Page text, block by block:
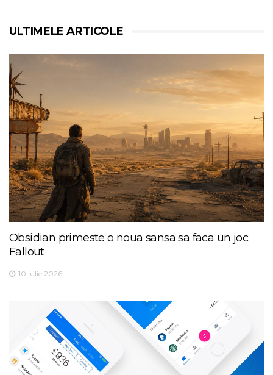
ULTIMELE ARTICOLE
Obsidian primeste o noua sansa sa faca un joc
Fallout
10 iulie 2026